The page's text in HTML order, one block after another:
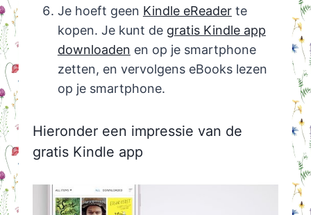
Je hoeft geen Kindle eReaderte
kopen. Je kunt de gratis Kindle app
downloaden en op je smartphone
zetten, en vervolgens eBooks lezen
op je smartphone.
Hieronder een impressie van de
gratis Kindle app